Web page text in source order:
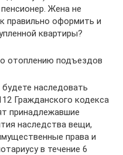
Жена не
правильно оформить и
квартиры?
отоплению подъездов
наследовать
Гражданского кодекса
принадлежавшие
наследства вещи,
права и
в течение 6